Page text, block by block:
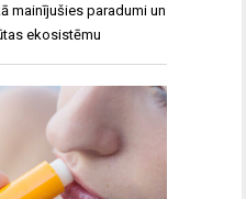
mainījušies paradumi un
ekosistēmu